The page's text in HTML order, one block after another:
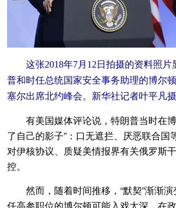
这张2018年7月12日拍摄的资料照
普和时任总统国家安全事务助理的博尔
塞尔出席北约峰会。新华社记者叶平凡摄
有美国媒体评论说，特朗普当时在博
了自己的影子”：口无遮拦、厌恶联合国
对伊核协议、质疑美情报界有关俄罗斯
控。
然而，随着时间推移，“默契”渐渐演
任高参职位的博尔顿可能入戏太深，在